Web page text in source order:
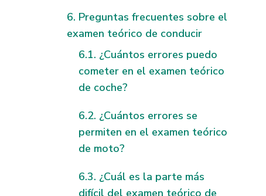
Preguntas frecuentes sobre el
examen teórico de conducir
¿Cuántos errores puedo
cometer en el examen teórico
de coche?
¿Cuántos errores se
permiten en el examen teórico
de moto?
¿Cuál es la parte más
difícil del examen teórico de